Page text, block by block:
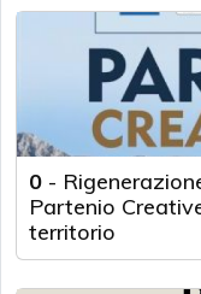
0 -
Partenio
territorio